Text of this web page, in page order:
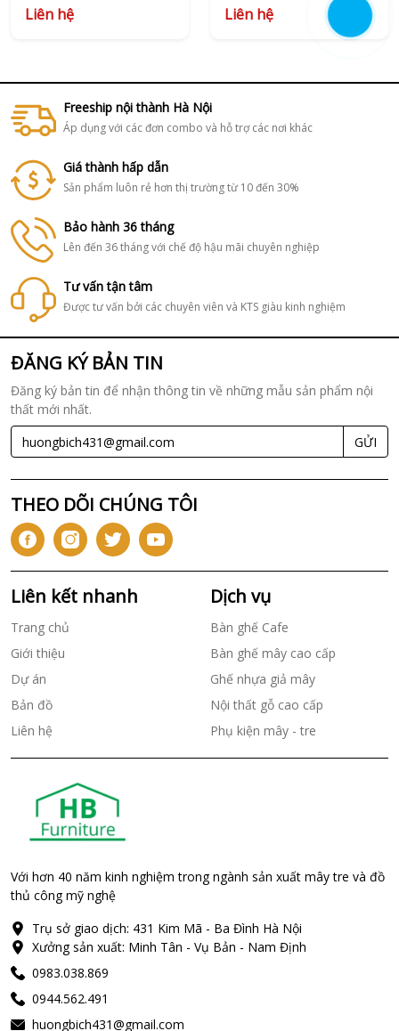
Liên hệ
Liên hệ
Freeship nội thành Hà Nội
Áp dụng với các đơn combo và hỗ trợ các nơi khác
Giá thành hấp dẫn
Sản phẩm luôn rẻ hơn thị trường từ 10 đến 30%
Bảo hành 36 tháng
Lên đến 36 tháng với chế độ hậu mãi chuyên nghiệp
Tư vấn tận tâm
Được tư vấn bởi các chuyên viên và KTS giàu kinh nghiệm
ĐĂNG KÝ BẢN TIN
Đăng ký bản tin để nhận thông tin về những mẫu sản phẩm nội
thất mới nhất.
GỬI
THEO DÕI CHÚNG TÔI
Liên kết nhanh
Trang chủ
Giới thiệu
Dự án
Bản đồ
Liên hệ
Dịch vụ
Bàn ghế Cafe
Bàn ghế mây cao cấp
Ghế nhựa giả mây
Nội thất gỗ cao cấp
Phụ kiện mây - tre
Với hơn 40 năm kinh nghiệm trong ngành sản xuất mây tre và đồ
thủ công mỹ nghệ
Trụ sở giao dịch: 431 Kim Mã - Ba Đình Hà Nội
Xưởng sản xuất: Minh Tân - Vụ Bản - Nam Định
0983.038.869
0944.562.491
huongbich431@gmail.com